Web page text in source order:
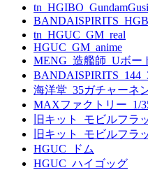
tn_HGUC_GM_real
HGUC_GM_anime
MENG_造艦師_Uボー
海洋堂_35ガチャーネ
MAXファクトリー_1/
旧キット_モビルフラ
旧キット_モビルフラ
HGUC_ドム
HGUC_ハイゴッグ